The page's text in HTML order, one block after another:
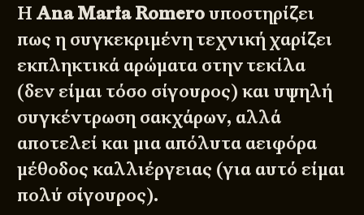
ΗAna Maria Romeroυποστηρίζει
πως η συγκεκριμένη τεχνική χαρίζει
εκπληκτικά αρώματα στην τεκίλα
(δεν είμαι τόσο σίγουρος) και υψηλή
συγκέντρωση σακχάρων, αλλά
αποτελεί και μια απόλυτα αειφόρα
μέθοδος καλλιέργειας (για αυτό είμαι
πολύ σίγουρος).